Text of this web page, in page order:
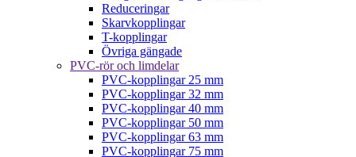
Reduceringar
Skarvkopplingar
T-kopplingar
Övriga gängade
PVC-rör och limdelar
PVC-kopplingar 25 mm
PVC-kopplingar 32 mm
PVC-kopplingar 40 mm
PVC-kopplingar 50 mm
PVC-kopplingar 63 mm
PVC-kopplingar 75 mm